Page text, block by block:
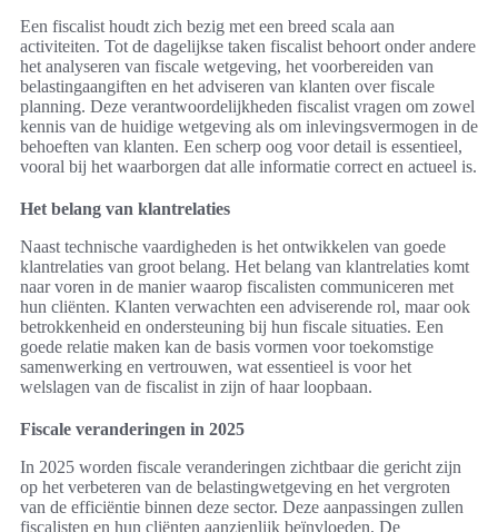
Een fiscalist houdt zich bezig met een breed scala aan
activiteiten. Tot de dagelijkse taken fiscalist behoort onder andere
het analyseren van fiscale wetgeving, het voorbereiden van
belastingaangiften en het adviseren van klanten over fiscale
planning. Deze verantwoordelijkheden fiscalist vragen om zowel
kennis van de huidige wetgeving als om inlevingsvermogen in de
behoeften van klanten. Een scherp oog voor detail is essentieel,
vooral bij het waarborgen dat alle informatie correct en actueel is.
Het belang van klantrelaties
Naast technische vaardigheden is het ontwikkelen van goede
klantrelaties van groot belang. Het belang van klantrelaties komt
naar voren in de manier waarop fiscalisten communiceren met
hun cliënten. Klanten verwachten een adviserende rol, maar ook
betrokkenheid en ondersteuning bij hun fiscale situaties. Een
goede relatie maken kan de basis vormen voor toekomstige
samenwerking en vertrouwen, wat essentieel is voor het
welslagen van de fiscalist in zijn of haar loopbaan.
Fiscale veranderingen in 2025
In 2025 worden fiscale veranderingen zichtbaar die gericht zijn
op het verbeteren van de belastingwetgeving en het vergroten
van de efficiëntie binnen deze sector. Deze aanpassingen zullen
fiscalisten en hun cliënten aanzienlijk beïnvloeden. De